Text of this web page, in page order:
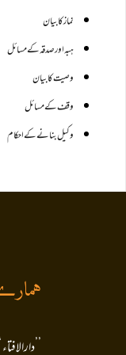
نماز کا بیان
ہبہ اور صدقہ کے مسائل
وصیت کا بیان
وقف کے مسائل
وکیل بنانے کے احکام